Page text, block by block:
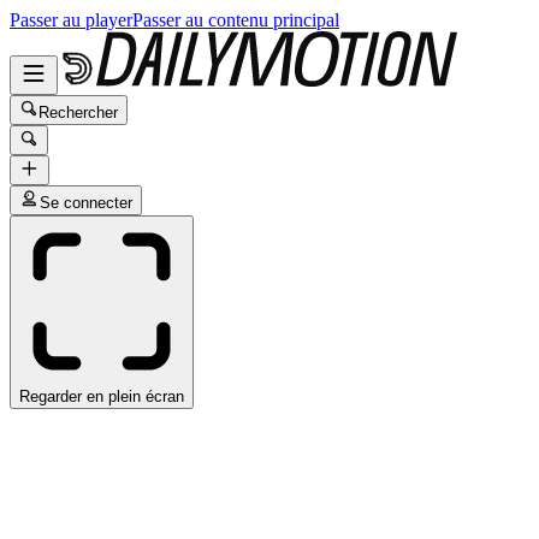
Passer au playerPasser au contenu principal
Rechercher
Se connecter
Regarder en plein écran